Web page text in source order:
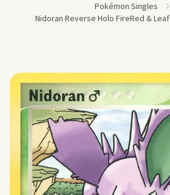
Pokémon Singles
Nidoran Reverse Holo FireRed &